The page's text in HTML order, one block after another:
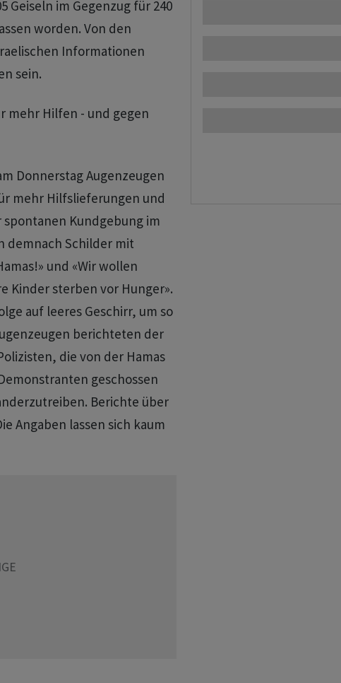
Geiseln im Gegenzug für 240
worden. Von den
Informationen
sein.
mehr Hilfen - und gegen
Donnerstag Augenzeugen
mehr Hilfslieferungen und
spontanen Kundgebung im
demnach Schilder mit
und «Wir wollen
Kinder sterben vor Hunger».
auf leeres Geschirr, um so
berichteten der
die von der Hamas
geschossen
Berichte über
Angaben lassen sich kaum